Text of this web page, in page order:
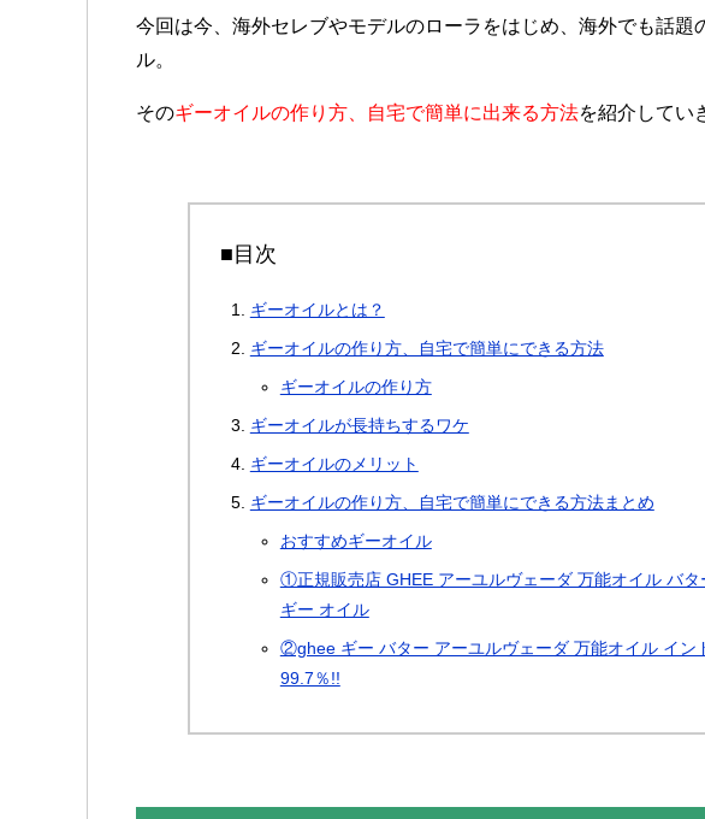
今回は今、海外セレブやモデルのローラをはじめ、海外でも話題
ル。
そのギーオイルの作り方、自宅で簡単に出来る方法を紹介してい
■目次
ギーオイルとは？
ギーオイルの作り方、自宅で簡単にできる方法
ギーオイルの作り方
ギーオイルが長持ちするワケ
ギーオイルのメリット
ギーオイルの作り方、自宅で簡単にできる方法まとめ
おすすめギーオイル
①正規販売店 GHEE アーユルヴェーダ 万能オイル バタ
ギー オイル
②ghee ギー バター アーユルヴェーダ 万能オイル イン
99.7％!!